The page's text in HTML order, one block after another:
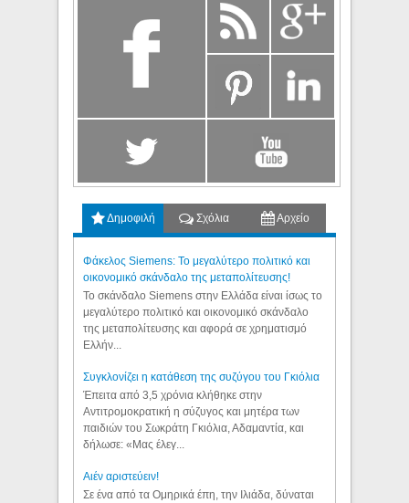
Δημοφιλή Σχόλια Αρχείο
Φάκελος Siemens: Το μεγαλύτερο πολιτικό και
οικονομικό σκάνδαλο της μεταπολίτευσης!
Το σκάνδαλο Siemens στην Ελλάδα είναι ίσως το
μεγαλύτερο πολιτικό και οικονομικό σκάνδαλο
της μεταπολίτευσης και αφορά σε χρηματισμό
Ελλήν...
Συγκλονίζει η κατάθεση της συζύγου του Γκιόλια
Έπειτα από 3,5 χρόνια κλήθηκε στην
Αντιτρομοκρατική η σύζυγος και μητέρα των
παιδιών του Σωκράτη Γκιόλια, Αδαμαντία, και
δήλωσε: «Μας έλεγ...
Aιέν αριστεύειν!
Σε ένα από τα Ομηρικά έπη, την Ιλιάδα, δύναται